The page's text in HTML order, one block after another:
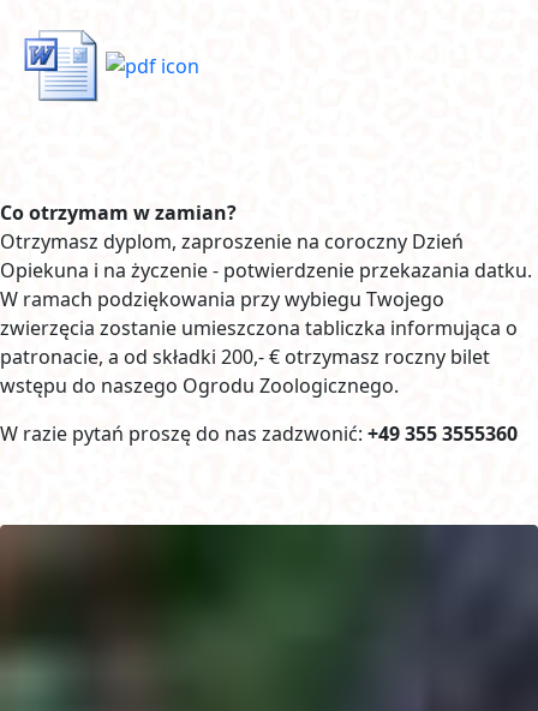
Co otrzymam w zamian?
Otrzymasz dyplom, zaproszenie na coroczny Dzień
Opiekuna i na życzenie - potwierdzenie przekazania datku.
W ramach podziękowania przy wybiegu Twojego
zwierzęcia zostanie umieszczona tabliczka informująca o
patronacie, a od składki 200,- € otrzymasz roczny bilet
wstępu do naszego Ogrodu Zoologicznego.
W razie pytań proszę do nas zadzwonić: +49 355 3555360